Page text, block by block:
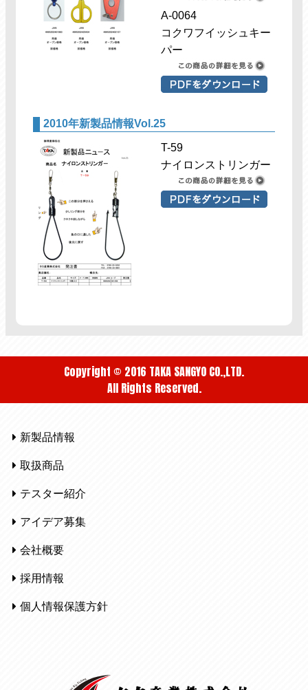
A-0064
コクワフイッシュキー
パー
2010年新製品情報Vol.25
T-59
ナイロンストリンガー
Copyright © 2016 TAKA SANGYO CO.,LTD.
All Rights Reserved.
新製品情報
取扱商品
テスター紹介
アイデア募集
会社概要
採用情報
個人情報保護方針